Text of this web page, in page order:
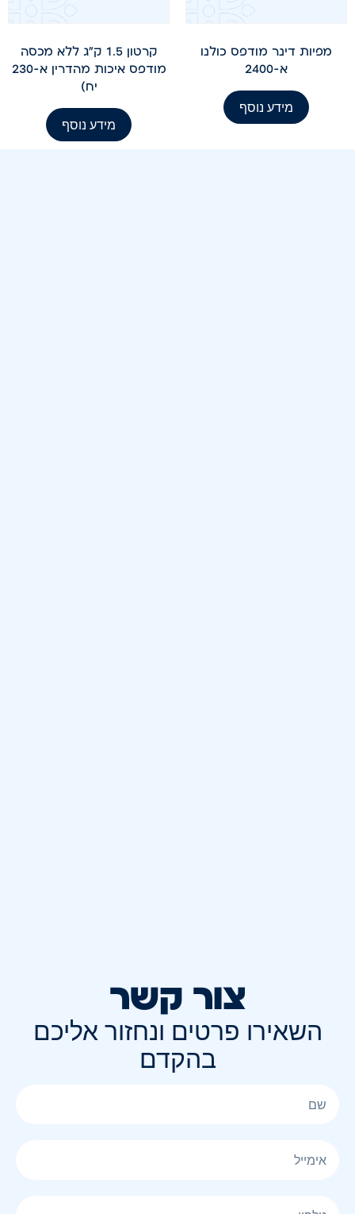
מפיות דינר מודפס כולנו
א-2400
מידע נוסף
קרטון 1.5 ק"ג ללא מכסה
מודפס איכות מהדרין א-230
יח)
מידע נוסף
צור קשר
השאירו פרטים ונחזור אליכם
בהקדם